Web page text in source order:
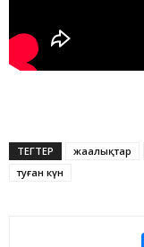
ТЕГТЕР жаңалықтар
туған күн